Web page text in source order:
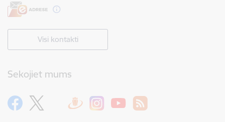
Visi kontakti
Sekojiet mums